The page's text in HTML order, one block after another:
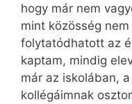
hogy már nem
mint közösség
folytatódhatott az
kaptam, mindig
már az iskolában,
kollégáimnak